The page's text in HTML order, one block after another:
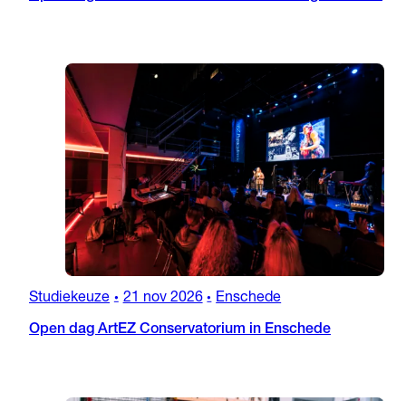
Studiekeuze • 21 nov 2026 • Enschede
Open dag ArtEZ Conservatorium in Enschede